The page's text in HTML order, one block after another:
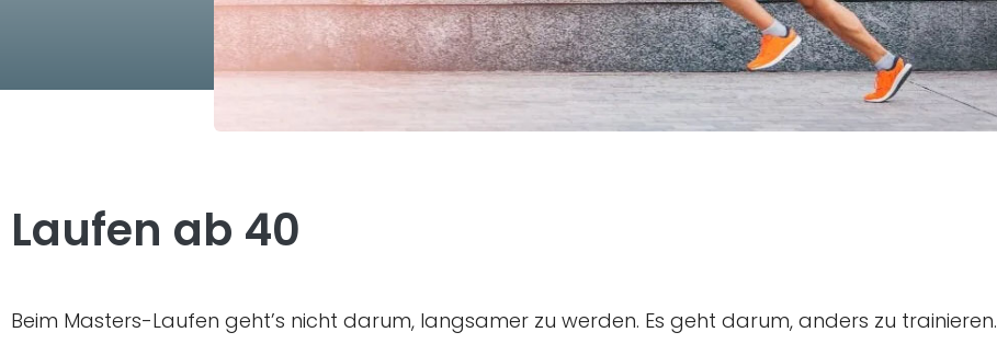
Laufen ab 40
Beim Masters-Laufen geht’s nicht darum, langsamer zu werden. Es geht darum, anders zu trainieren.